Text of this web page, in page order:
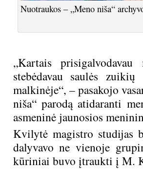
Nuotraukos – „Meno niša“
„Kartais
stebėdavau saulės
malkinėje“, – pasakojo
niša“ parodą atidaranti
asmeninė jaunosios
Kvilytė magistro studijas
dalyvavo ne vienoje
kūriniai buvo įtraukti į M.